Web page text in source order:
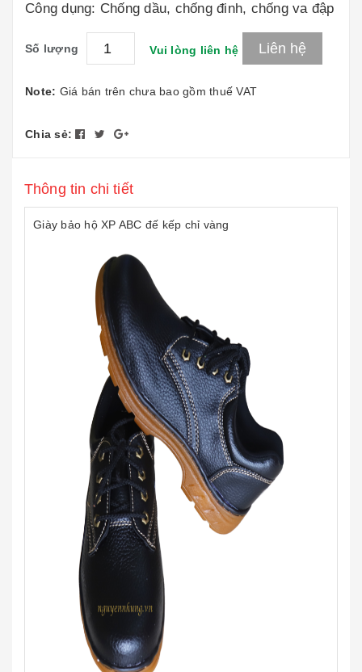
Công dụng: Chống dầu, chống đinh, chống va đập
Số lượng Vui lòng liên hệ Liên hệ
Note: Giá bán trên chưa bao gồm thuế VAT
Chia sẻ:
Thông tin chi tiết
Giày bảo hộ XP ABC đế kếp chỉ vàng